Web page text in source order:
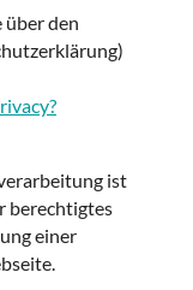
den
ist
berechtigtes
einer